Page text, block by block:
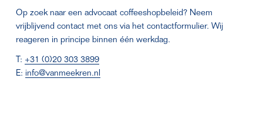
Op zoek naar een advocaat coffeeshopbeleid? Neem
vrijblijvend contact met ons via het contactformulier. Wij
reageren in principe binnen één werkdag.
T: +31 (0)20 303 3899
E: info@vanmeekren.nl